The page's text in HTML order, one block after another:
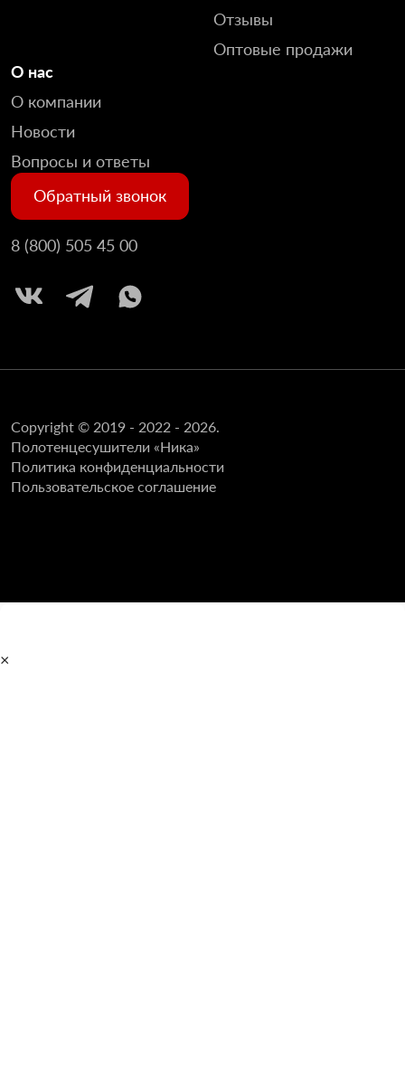
Отзывы
Оптовые продажи
О нас
О компании
Новости
Вопросы и ответы
Обратный звонок
8 (800) 505 45 00
Copyright © 2019 - 2022 - 2026.
Полотенцесушители «Ника»
Политика конфиденциальности
Пользовательское соглашение
×